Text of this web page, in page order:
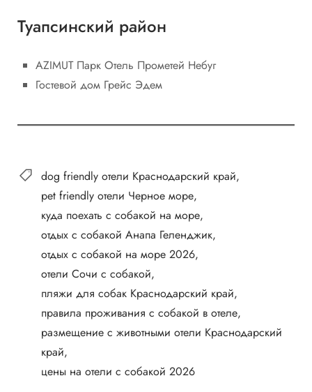
Туапсинский район
AZIMUT Парк Отель Прометей Небуг
Гостевой дом Грейс Эдем
dog friendly отели Краснодарский край
pet friendly отели Черное море
куда поехать с собакой на море
отдых с собакой Анапа Геленджик
отдых с собакой на море 2026
отели Сочи с собакой
пляжи для собак Краснодарский край
правила проживания с собакой в отеле
размещение с животными отели Краснодарский
край
цены на отели с собакой 2026